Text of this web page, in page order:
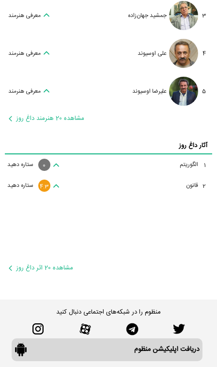
3 جمشید جهان‌زاده معرفی هنرمند
4 علی اوسیوند معرفی هنرمند
5 علیرضا اوسیوند معرفی هنرمند
مشاهده 20 هنرمند داغ روز
آثار داغ روز
1 الگوریتم ستاره دهید 0
2 قانون ستاره دهید 4.3
مشاهده 20 اثر داغ روز
منظوم را در شبکه‌های اجتماعی دنبال کنید
دریافت اپلیکیشن منظوم